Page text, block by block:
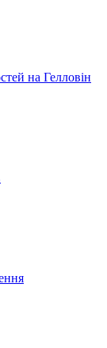
на Гелловін